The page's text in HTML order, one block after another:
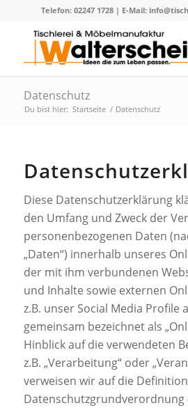
Telefon: 02247 1728 | E-Mail:
Datenschutz
Du bist hier: Startseite / Datenschutz
Diese Datenschutzerklärung
den Umfang und Zweck der
personenbezogenen Daten
„Daten“) innerhalb unseres
der mit ihm verbundenen
und Inhalte sowie externen
z.B. unser Social Media Profile
gemeinsam bezeichnet als
Hinblick auf die verwendeten
z.B. „Verarbeitung“ oder
verweisen wir auf die
Datenschutzgrundverordnung